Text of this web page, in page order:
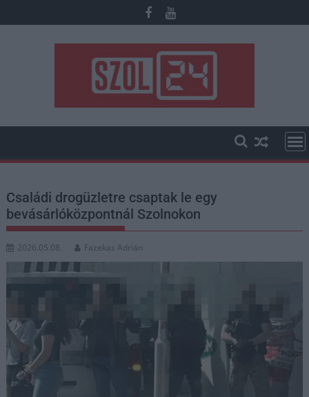
to
Családi drogüzletre csaptak le egy
bevásárlóközpontnál Szolnokon
2026.05.08. Fazekas Adrián